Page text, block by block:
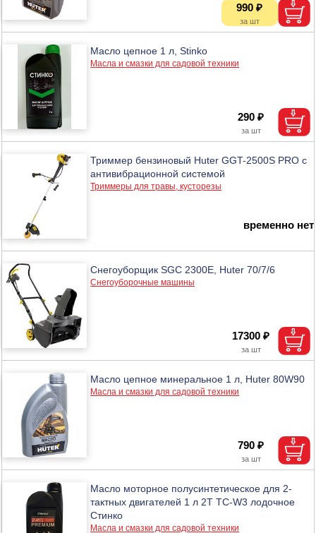
990 ₽
Масло цепное 1 л, Stinko
Масла и смазки для садовой техники
290 ₽
Триммер бензиновый Huter GGT-2500S PRO с
антивибрационной системой
Триммеры для травы, кусторезы
временно нет
Снегоуборщик SGC 2300E, Huter 70/7/6
Снегоуборочные машины
17300 ₽
Масло цепное минеральное 1 л, Huter 80W90
Масла и смазки для садовой техники
790 ₽
Масло моторное полусинтетическое для 2-
тактных двигателей 1 л 2Т ТС-W3 лодочное
Стинко
Масла и смазки для садовой техники